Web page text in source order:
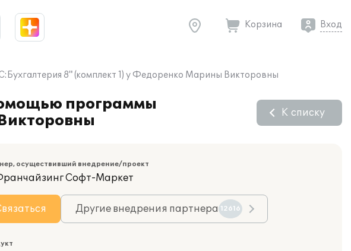
Корзина Вход
8" (комплект 1) у Федоренко Марины Викторовны
программы
К списку
осуществивший внедрение/проект
Софт-Маркет
Другие внедрения партнера 12616